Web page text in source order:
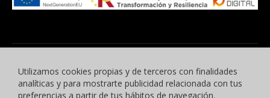
Utilizamos cookies propias y de terceros con finalidades
analíticas y para mostrarte publicidad relacionada con tus
preferencias a partir de tus hábitos de navegación.